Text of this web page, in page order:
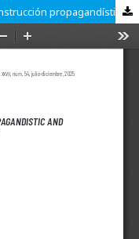
La imagen de Bernardo Reyes. Una construcción propagandística e historiográfica